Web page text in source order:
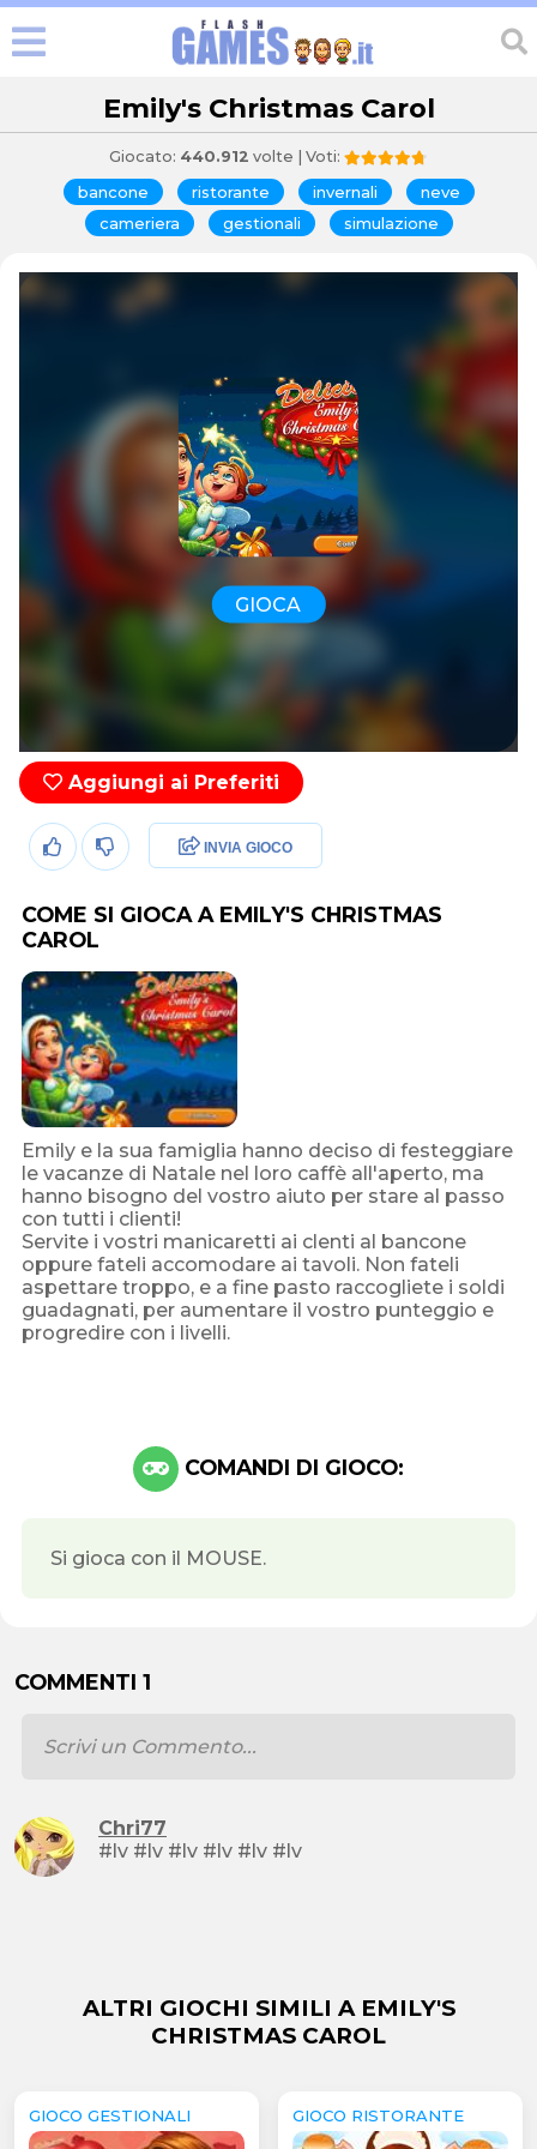
Emily's Christmas Carol
Giocato: 440.912 volte | Voti:
bancone ristorante invernali
neve
cameriera
gestionali simulazione
GIOCA
Aggiungi ai Preferiti
INVIA GIOCO
COME SI GIOCA A EMILY'S CHRISTMAS
CAROL
Emily e la sua famiglia hanno deciso di festeggiare
le vacanze di Natale nel loro caffè all'aperto, ma
hanno bisogno del vostro aiuto per stare al passo
con tutti i clienti!
Servite i vostri manicaretti ai clenti al bancone
oppure fateli accomodare ai tavoli. Non fateli
aspettare troppo, e a fine pasto raccogliete i soldi
guadagnati, per aumentare il vostro punteggio e
progredire con i livelli.
COMANDI DI GIOCO:
Si gioca con il MOUSE.
COMMENTI 1
Chri77
#lv #lv #lv #lv #lv #lv
ALTRI GIOCHI SIMILI A EMILY'S
CHRISTMAS CAROL
GIOCO GESTIONALI GIOCO RISTORANTE